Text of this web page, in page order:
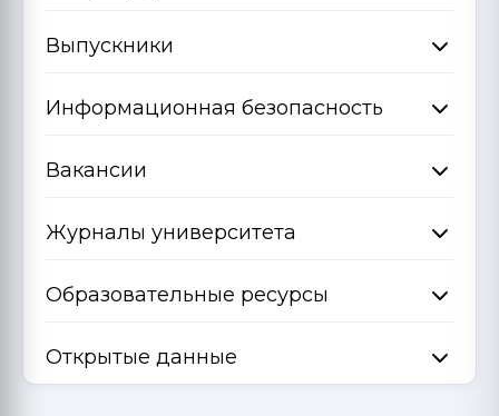
Выпускники
Информационная безопасность
Вакансии
Журналы университета
Образовательные ресурсы
Открытые данные